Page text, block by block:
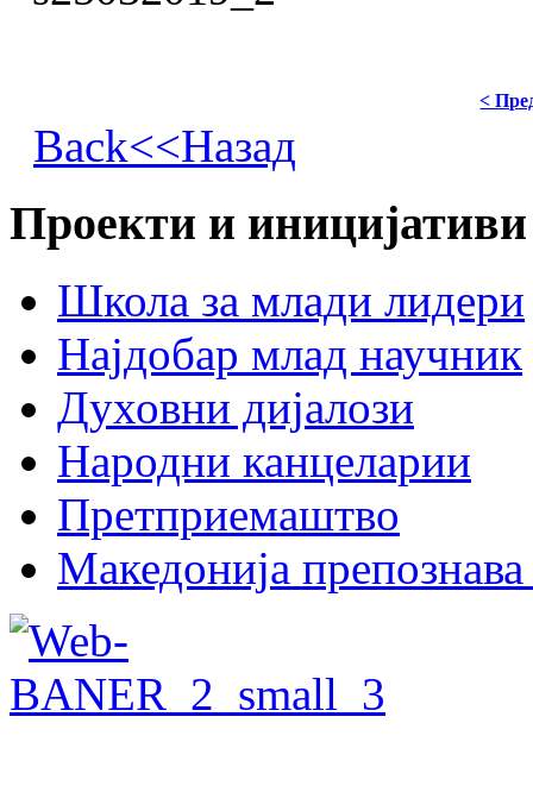
<
Back<<Назад
Проекти и иницијативи
Школа за млади лидери
Најдобар млад научник
Духовни дијалози
Народни канцеларии
Претприемаштво
Македонија